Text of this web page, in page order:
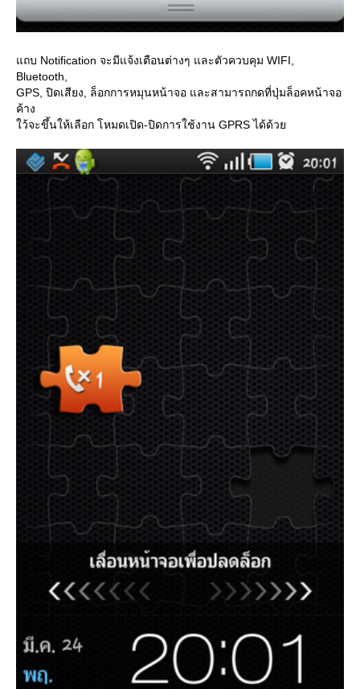
ถบ Notification จะมีแจ้งเตือนต่างๆ และตัวควบคุม WIFI,
Bluetooth,
GPS, ปิดเสียง, ล็อกการหมุนหน้าจอ และสามารถกดที่ปุ่มล็อคหน้าจอ
ค้าง
ว้จะขึ้นให้เลือก โหมดเปิด-ปิดการใช้งาน GPRS ได้ด้ว